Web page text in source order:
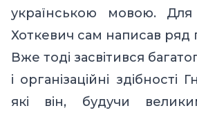
українською мовою.
Хоткевич сам написав ряд
Вже тоді засвітився
і організаційні здібності
які він, будучи